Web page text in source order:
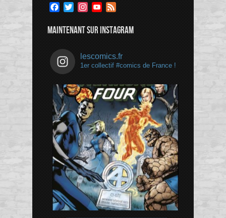
Facebook
TwitterInstagramYouTube
MAINTENANT SUR INSTAGRAM
lescomics.fr
1er collectif #comics de France !